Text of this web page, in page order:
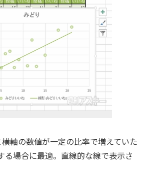
軸の数値が一定の比率で増えていた
る場合に最適。直線的な線で表示さ